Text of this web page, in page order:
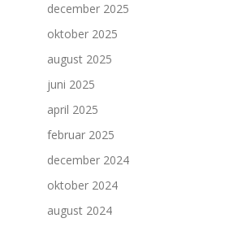
december 2025
oktober 2025
august 2025
juni 2025
april 2025
februar 2025
december 2024
oktober 2024
august 2024